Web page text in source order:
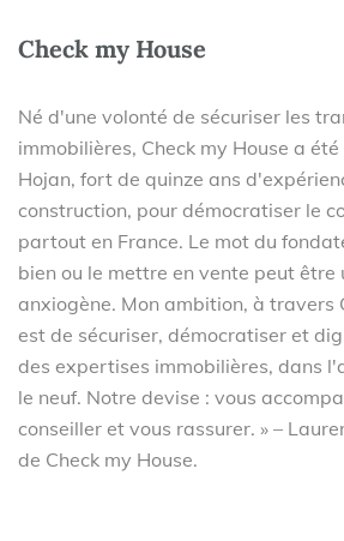
Check my House
Né d'une volonté de sécuriser les
immobilières, Check my House a
Hojan, fort de quinze ans
construction, pour démocratiser le
partout en France. Le mot du
bien ou le mettre en vente peut être
anxiogène. Mon ambition, à travers
est de sécuriser, démocratiser et
des expertises immobilières, dans
le neuf. Notre devise : vous
conseiller et vous rassurer. » –
de Check my House.